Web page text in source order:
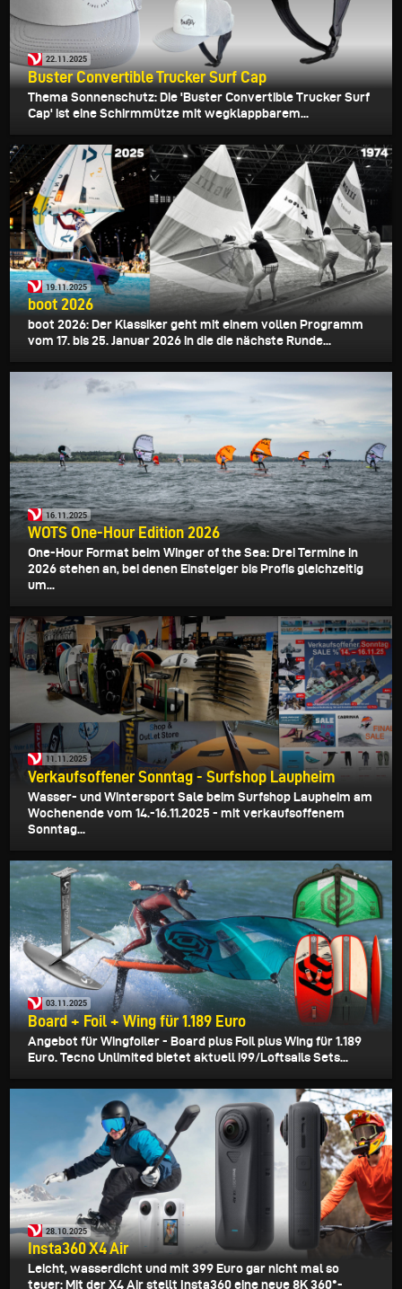
22.11.2025
Buster Convertible Trucker Surf Cap
Thema Sonnenschutz: Die 'Buster Convertible Trucker Surf
Cap' ist eine Schirmmütze mit wegklappbarem...
19.11.2025
boot 2026
boot 2026: Der Klassiker geht mit einem vollen Programm
vom 17. bis 25. Januar 2026 in die die nächste Runde...
16.11.2025
WOTS One-Hour Edition 2026
One-Hour Format beim Winger of the Sea: Drei Termine in
2026 stehen an, bei denen Einsteiger bis Profis gleichzeitig
um...
11.11.2025
Verkaufsoffener Sonntag - Surfshop Laupheim
Wasser- und Wintersport Sale beim Surfshop Laupheim am
Wochenende vom 14.-16.11.2025 - mit verkaufsoffenem
Sonntag...
03.11.2025
Board + Foil + Wing für 1.189 Euro
Angebot für Wingfoiler - Board plus Foil plus Wing für 1.189
Euro. Tecno Unlimited bietet aktuell i99/Loftsails Sets...
28.10.2025
Insta360 X4 Air
Leicht, wasserdicht und mit 399 Euro gar nicht mal so
teuer: Mit der X4 Air stellt Insta360 eine neue 8K 360°-